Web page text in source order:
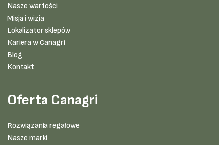
Nasze wartości
Misja i wizja
Lokalizator sklepów
Kariera w Canagri
Blog
Kontakt
Oferta Canagri
Rozwiązania regałowe
Nasze marki